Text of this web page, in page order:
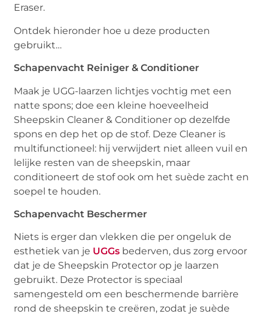
Eraser.
Ontdek hieronder hoe u deze producten
gebruikt…
Schapenvacht Reiniger & Conditioner
Maak je UGG-laarzen lichtjes vochtig met een
natte spons; doe een kleine hoeveelheid
Sheepskin Cleaner & Conditioner op dezelfde
spons en dep het op de stof. Deze Cleaner is
multifunctioneel: hij verwijdert niet alleen vuil en
lelijke resten van de sheepskin, maar
conditioneert de stof ook om het suède zacht en
soepel te houden.
Schapenvacht Beschermer
Niets is erger dan vlekken die per ongeluk de
esthetiek van je UGGs bederven, dus zorg ervoor
dat je de Sheepskin Protector op je laarzen
gebruikt. Deze Protector is speciaal
samengesteld om een beschermende barrière
rond de sheepskin te creëren, zodat je suède